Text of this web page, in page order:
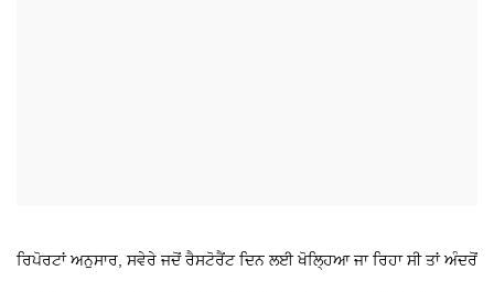
ਰਿਪੋਰਟਾਂ ਅਨੁਸਾਰ, ਸਵੇਰੇ ਜਦੋਂ ਰੈਸਟੋਰੈਂਟ ਦਿਨ ਲਈ ਖੋਲ੍ਹਿਆ ਜਾ ਰਿਹਾ ਸੀ ਤਾਂ ਅੰਦਰੋਂ